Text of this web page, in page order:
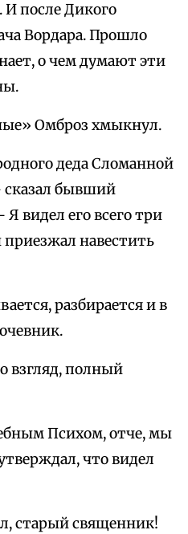
И после Дикого
Вордара. Прошло
о чем думают эти
Омброз хмыкнул.
деда Сломанной
бывший
видел его всего три
приезжал навестить
разбирается и в
взгляд, полный
Психом, отче, мы
что видел
старый священник!